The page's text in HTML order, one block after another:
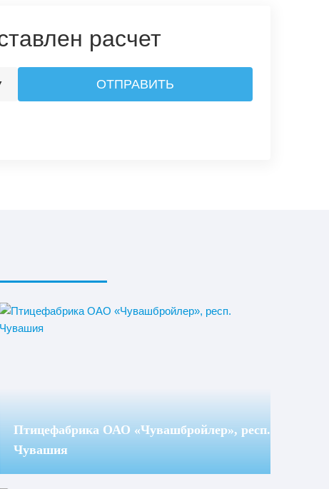
расчет
ОТПРАВИТЬ
Птицефабрика ОАО «Чувашбройлер», респ.
Чувашия